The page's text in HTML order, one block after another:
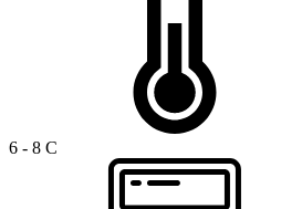
6 - 8 C